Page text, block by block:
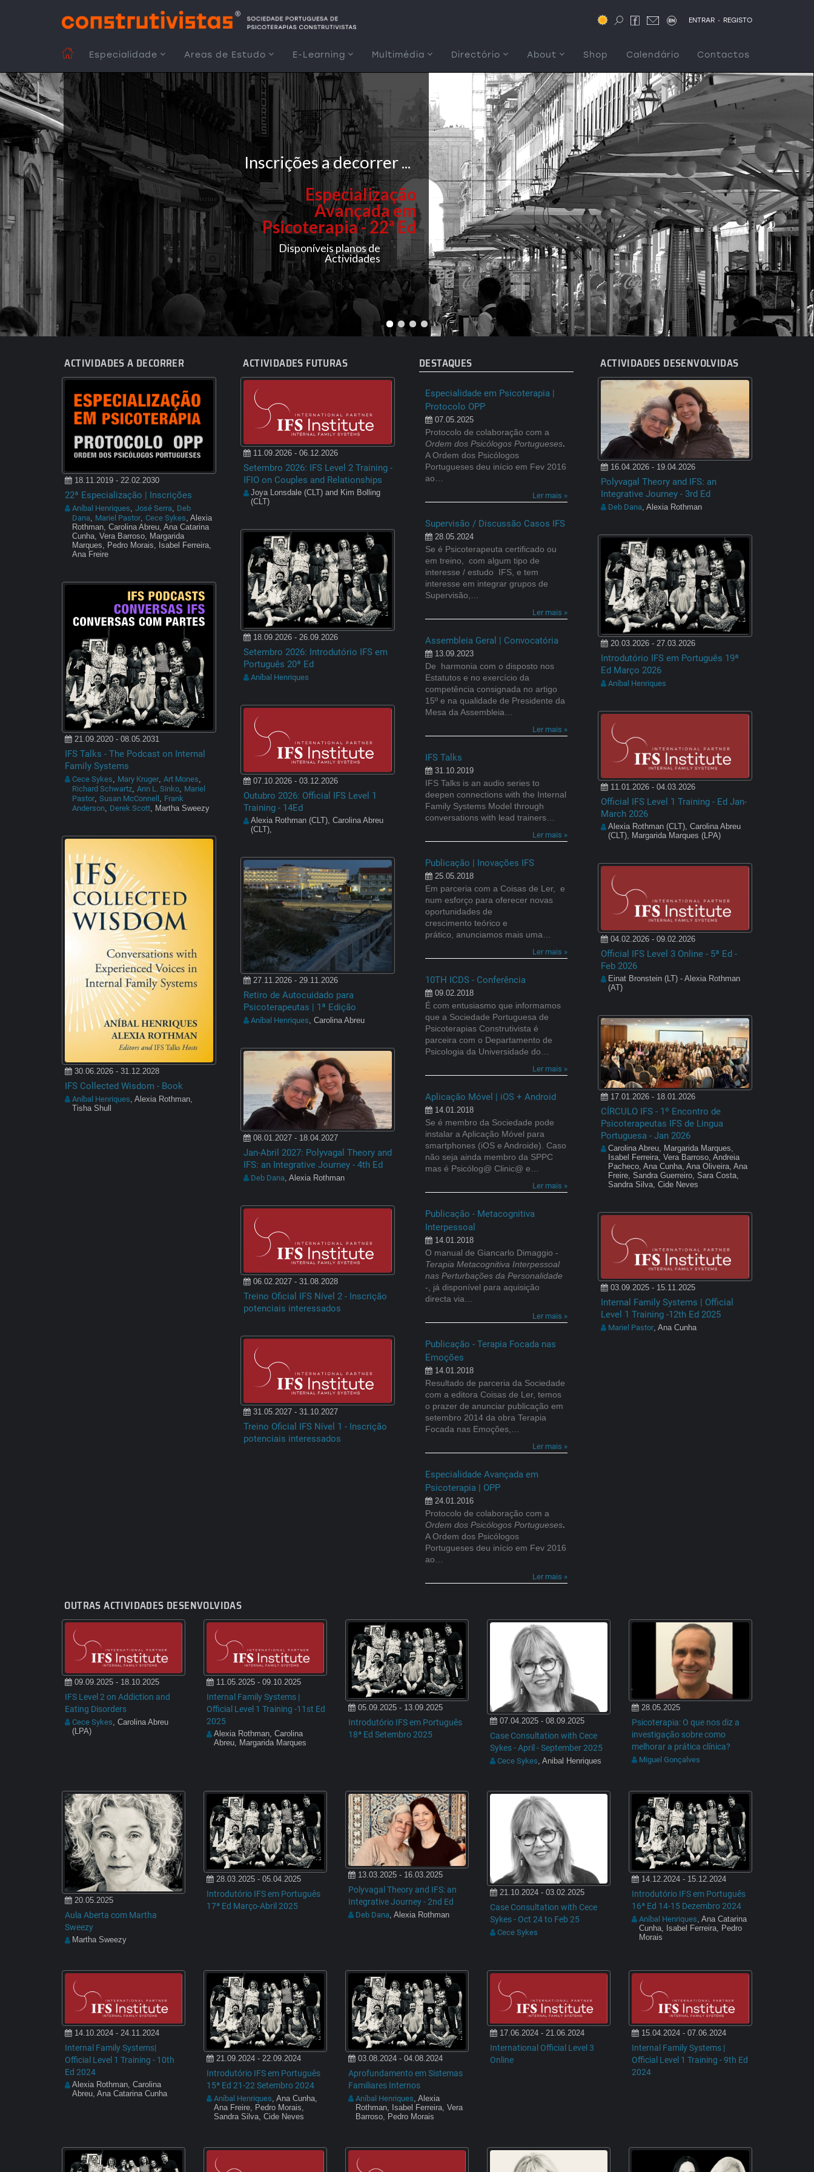
ENTRAR . REGISTO
MAIN
NAVIGATION
Especialidade Areas de Estudo E-Learning Multimédia Directório About Shop Calendário Contactos
Especialização
Avançada em
Psicoterapia - 22ª Ed
Inscrições a decorrer ...
Disponíveis planos de
Actividades
ACTIVIDADES A DECORRER
18.11.2019 - 22.02.2030
22ª Especialização | Inscrições
Aníbal Henriques, José Serra, Deb
Dana, Mariel Pastor, Cece Sykes, Alexia
Rothman, Carolina Abreu, Ana Catarina
Cunha, Vera Barroso, Margarida
Marques, Pedro Morais, Isabel Ferreira,
Ana Freire
21.09.2020 - 08.05.2031
IFS Talks - The Podcast on Internal
Family Systems
Cece Sykes, Mary Kruger, Art Mones,
Richard Schwartz, Ann L. Sinko, Mariel
Pastor, Susan McConnell , Frank
Anderson, Derek Scott, Martha Sweezy
30.06.2026 - 31.12.2028
IFS Collected Wisdom - Book
Aníbal Henriques , Alexia Rothman,
Tisha Shull
ACTIVIDADES FUTURAS
11.09.2026 - 06.12.2026
Setembro 2026: IFS Level 2 Training -
IFIO on Couples and Relationships
Joya Lonsdale (CLT) and Kim Bolling
(CLT)
18.09.2026 - 26.09.2026
Setembro 2026: Introdutório IFS em
Português 20ª Ed
Aníbal Henriques
07.10.2026 - 03.12.2026
Outubro 2026: Official IFS Level 1
Training - 14Ed
Alexia Rothman (CLT), Carolina Abreu
(CLT),
27.11.2026 - 29.11.2026
Retiro de Autocuidado para
Psicoterapeutas | 1ª Edição
Aníbal Henriques, Carolina Abreu
08.01.2027 - 18.04.2027
Jan-Abril 2027: Polyvagal Theory and
IFS: an Integrative Journey - 4th Ed
Deb Dana, Alexia Rothman
06.02.2027 - 31.08.2028
Treino Oficial IFS Nível 2 - Inscrição
potenciais interessados
31.05.2027 - 31.10.2027
Treino Oficial IFS Nível 1 - Inscrição
potenciais interessados
DESTAQUES
Especialidade em Psicoterapia |
Protocolo OPP
07.05.2025
Protocolo de colaboração com a
Ordem dos Psicólogos Portugueses.
A Ordem dos Psicólogos
Portugueses deu início em Fev 2016
ao…
Ler mais »
Supervisão / Discussão Casos IFS
28.05.2024
Se é Psicoterapeuta certificado ou
em treino, com algum tipo de
interesse / estudo IFS, e tem
interesse em integrar grupos de
Supervisão,…
Ler mais »
Assembleia Geral | Convocatória
13.09.2023
De harmonia com o disposto nos
Estatutos e no exercício da
competência consignada no artigo
15º e na qualidade de Presidente da
Mesa da Assembleia…
Ler mais »
IFS Talks
31.10.2019
IFS Talks is an audio series to
deepen connections with the Internal
Family Systems Model through
conversations with lead trainers…
Ler mais »
Publicação | Inovações IFS
25.05.2018
Em parceria com a Coisas de Ler, e
num esforço para oferecer novas
oportunidades de
crescimento teórico e
prático, anunciamos mais uma…
Ler mais »
10TH ICDS - Conferência
09.02.2018
É com entusiasmo que informamos
que a Sociedade Portuguesa de
Psicoterapias Construtivista é
parceira com o Departamento de
Psicologia da Universidade do…
Ler mais »
Aplicação Móvel | iOS + Android
14.01.2018
Se é membro da Sociedade pode
instalar a Aplicação Móvel para
smartphones (iOS e Androide). Caso
não seja ainda membro da SPPC
mas é Psicólog@ Clinic@ e…
Ler mais »
Publicação - Metacognitiva
Interpessoal
14.01.2018
O manual de Giancarlo Dimaggio -
Terapia Metacognitiva Interpessoal
nas Perturbações da Personalidade
-, já disponível para aquisição
directa via…
Ler mais »
Publicação - Terapia Focada nas
Emoções
14.01.2018
Resultado de parceria da Sociedade
com a editora Coisas de Ler, temos
o prazer de anunciar publicação em
setembro 2014 da obra Terapia
Focada nas Emoções,…
Ler mais »
Especialidade Avançada em
Psicoterapia | OPP
24.01.2016
Protocolo de colaboração com a
Ordem dos Psicólogos Portugueses.
A Ordem dos Psicólogos
Portugueses deu início em Fev 2016
ao…
Ler mais »
ACTIVIDADES DESENVOLVIDAS
16.04.2026 - 19.04.2026
Polyvagal Theory and IFS: an
Integrative Journey - 3rd Ed
Deb Dana, Alexia Rothman
20.03.2026 - 27.03.2026
Introdutório IFS em Português 19ª
Ed Março 2026
Aníbal Henriques
11.01.2026 - 04.03.2026
Official IFS Level 1 Training - Ed Jan-
March 2026
Alexia Rothman (CLT), Carolina Abreu
(CLT), Margarida Marques (LPA)
04.02.2026 - 09.02.2026
Official IFS Level 3 Online - 5ª Ed -
Feb 2026
Einat Bronstein (LT) - Alexia Rothman
(AT)
17.01.2026 - 18.01.2026
CÍRCULO IFS - 1º Encontro de
Psicoterapeutas IFS de Lingua
Portuguesa - Jan 2026
Carolina Abreu, Margarida Marques,
Isabel Ferreira, Vera Barroso, Andreia
Pacheco, Ana Cunha, Ana Oliveira, Ana
Freire, Sandra Guerreiro, Sara Costa,
Sandra Silva, Cide Neves
03.09.2025 - 15.11.2025
Internal Family Systems | Official
Level 1 Training -12th Ed 2025
Mariel Pastor, Ana Cunha
OUTRAS ACTIVIDADES DESENVOLVIDAS
09.09.2025 - 18.10.2025
IFS Level 2 on Addiction and
Eating Disorders
Cece Sykes , Carolina Abreu
(LPA)
11.05.2025 - 09.10.2025
Internal Family Systems |
Official Level 1 Training -11st Ed
2025
Alexia Rothman, Carolina
Abreu, Margarida Marques
05.09.2025 - 13.09.2025
Introdutório IFS em Português
18ª Ed Setembro 2025
07.04.2025 - 08.09.2025
Case Consultation with Cece
Sykes - April - September 2025
Cece Sykes , Anibal Henriques
28.05.2025
Psicoterapia: O que nos diz a
investigação sobre como
melhorar a prática clínica?
Miguel Gonçalves
20.05.2025
Aula Aberta com Martha
Sweezy
Martha Sweezy
28.03.2025 - 05.04.2025
Introdutório IFS em Português
17ª Ed Março-Abril 2025
13.03.2025 - 16.03.2025
Polyvagal Theory and IFS: an
Integrative Journey - 2nd Ed
Deb Dana , Alexia Rothman
21.10.2024 - 03.02.2025
Case Consultation with Cece
Sykes - Oct 24 to Feb 25
Cece Sykes
14.12.2024 - 15.12.2024
Introdutório IFS em Português
16ª Ed 14-15 Dezembro 2024
Aníbal Henriques, Ana Catarina
Cunha, Isabel Ferreira, Pedro
Morais
14.10.2024 - 24.11.2024
Internal Family Systems|
Official Level 1 Training - 10th
Ed 2024
Alexia Rothman, Carolina
Abreu, Ana Catarina Cunha
21.09.2024 - 22.09.2024
Introdutório IFS em Português
15ª Ed 21-22 Setembro 2024
Aníbal Henriques, Ana Cunha,
Ana Freire, Pedro Morais,
Sandra Silva, Cide Neves
03.08.2024 - 04.08.2024
Aprofundamento em Sistemas
Familiares Internos
Aníbal Henriques, Alexia
Rothman, Isabel Ferreira, Vera
Barroso, Pedro Morais
17.06.2024 - 21.06.2024
International Official Level 3
Online
15.04.2024 - 07.06.2024
Internal Family Systems |
Official Level 1 Training - 9th Ed
2024